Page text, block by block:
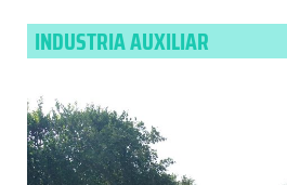
INDUSTRIA AUXILIAR